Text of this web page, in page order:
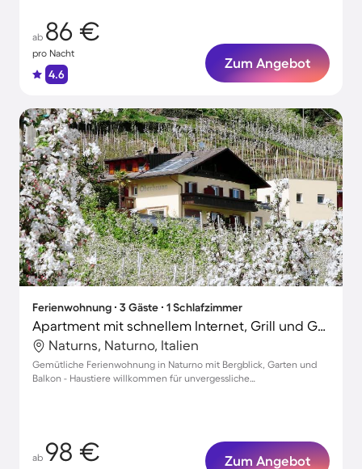
ab 86 €
pro Nacht
4.6
Zum Angebot
Ferienwohnung ∙ 3 Gäste ∙ 1 Schlafzimmer
Apartment mit schnellem Internet, Grill und Garten | Gartenblick
Naturns, Naturno, Italien
Gemütliche Ferienwohnung in Naturno mit Bergblick, Garten und
Balkon - Haustiere willkommen für unvergessliche
ab 98 € Zum Angebot